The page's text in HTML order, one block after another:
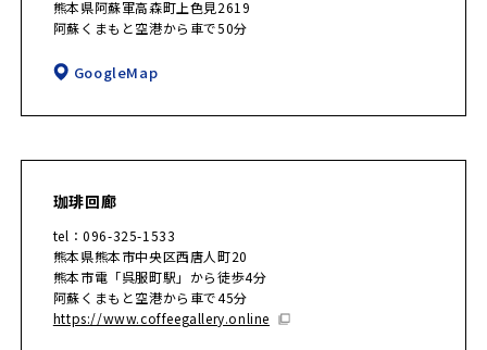
熊本県阿蘇軍高森町上色見2619
阿蘇くまもと空港から車で50分
GoogleMap
珈琲回廊
tel：096-325-1533
熊本県熊本市中央区西唐人町20
熊本市電「呉服町駅」から徒歩4分
阿蘇くまもと空港から車で45分
https://www.coffeegallery.online